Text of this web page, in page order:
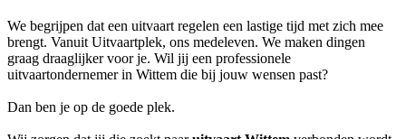
We begrijpen dat een uitvaart regelen een lastige tijd met zich mee
brengt. Vanuit Uitvaartplek, ons medeleven. We maken dingen
graag draaglijker voor je. Wil jij een professionele
uitvaartondernemer in Wittem die bij jouw wensen past?
Dan ben je op de goede plek.